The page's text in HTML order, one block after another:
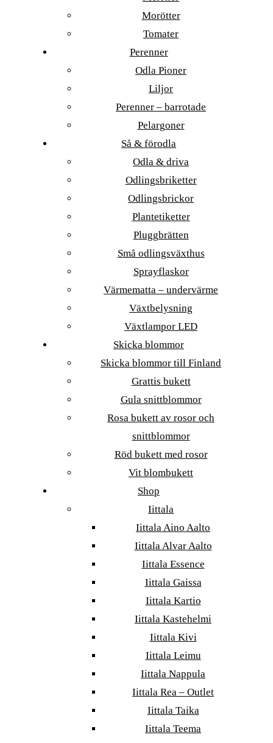
Morötter
Tomater
Perenner
Odla Pioner
Liljor
Perenner – barrotade
Pelargoner
Så & förodla
Odla & driva
Odlingsbriketter
Odlingsbrickor
Plantetiketter
Pluggbrätten
Små odlingsväxthus
Sprayflaskor
Värmematta – undervärme
Växtbelysning
Växtlampor LED
Skicka blommor
Skicka blommor till Finland
Grattis bukett
Gula snittblommor
Rosa bukett av rosor och
snittblommor
Röd bukett med rosor
Vit blombukett
Shop
Iittala
Iittala Aino Aalto
Iittala Alvar Aalto
Iittala Essence
Iittala Gaissa
Iittala Kartio
Iittala Kastehelmi
Iittala Kivi
Iittala Leimu
Iittala Nappula
Iittala Rea – Outlet
Iittala Taika
Iittala Teema